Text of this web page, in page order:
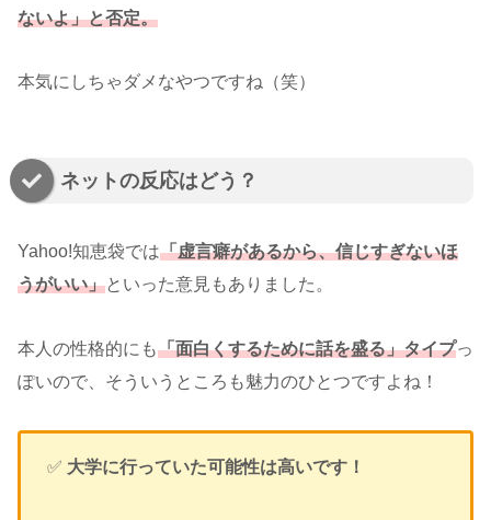
ないよ」と否定。
本気にしちゃダメなやつですね（笑）
ネットの反応はどう？
Yahoo!知恵袋では「虚言癖があるから、信じすぎないほ
うがいい」といった意見もありました。
本人の性格的にも「面白くするために話を盛る」タイプっ
ぽいので、そういうところも魅力のひとつですよね！
✅ 大学に行っていた可能性は高いです！